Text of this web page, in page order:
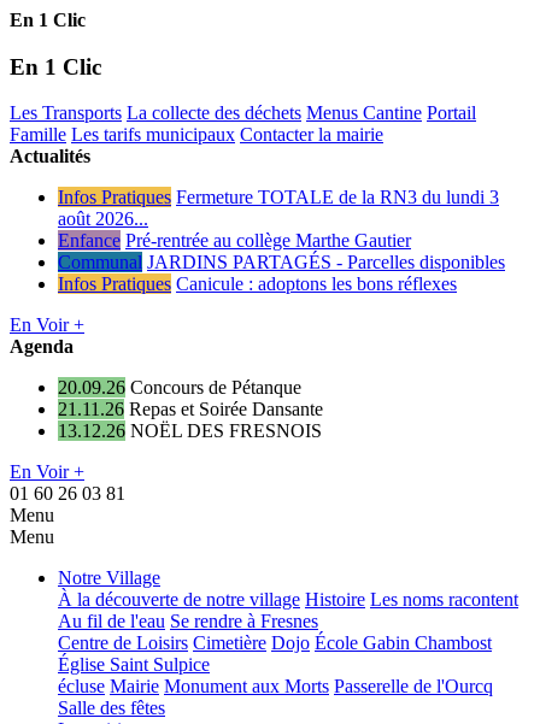
En 1 Clic
En 1 Clic
Les Transports La collecte des déchets Menus Cantine Portail
Famille Les tarifs municipaux Contacter la mairie
Actualités
Infos Pratiques Fermeture TOTALE de la RN3 du lundi 3
août 2026...
Enfance Pré-rentrée au collège Marthe Gautier
Communal JARDINS PARTAGÉS - Parcelles disponibles
Infos Pratiques Canicule : adoptons les bons réflexes
En Voir +
Agenda
20.09.26 Concours de Pétanque
21.11.26 Repas et Soirée Dansante
13.12.26 NOËL DES FRESNOIS
En Voir +
01 60 26 03 81
Menu
Menu
Notre Village
À la découverte de notre village Histoire Les noms racontent
Au fil de l'eau Se rendre à Fresnes
Centre de Loisirs Cimetière Dojo École Gabin Chambost
Église Saint Sulpice
écluse Mairie Monument aux Morts Passerelle de l'Ourcq
Salle des fêtes